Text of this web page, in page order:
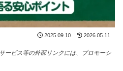
2025.09.10 2026.05.11
ービス等の外部リンクには、プロモーシ